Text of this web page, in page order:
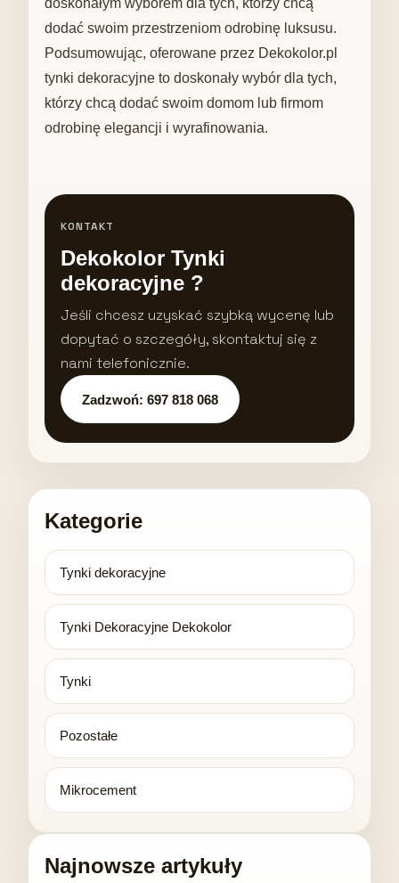
doskonałym wyborem dla tych, którzy chcą
dodać swoim przestrzeniom odrobinę luksusu.
Podsumowując, oferowane przez Dekokolor.pl
tynki dekoracyjne to doskonały wybór dla tych,
którzy chcą dodać swoim domom lub firmom
odrobinę elegancji i wyrafinowania.
KONTAKT
Dekokolor Tynki
dekoracyjne ?
Jeśli chcesz uzyskać szybką wycenę lub
dopytać o szczegóły, skontaktuj się z
nami telefonicznie.
Zadzwoń: 697 818 068
Kategorie
Tynki dekoracyjne
Tynki Dekoracyjne Dekokolor
Tynki
Pozostałe
Mikrocement
Najnowsze artykuły